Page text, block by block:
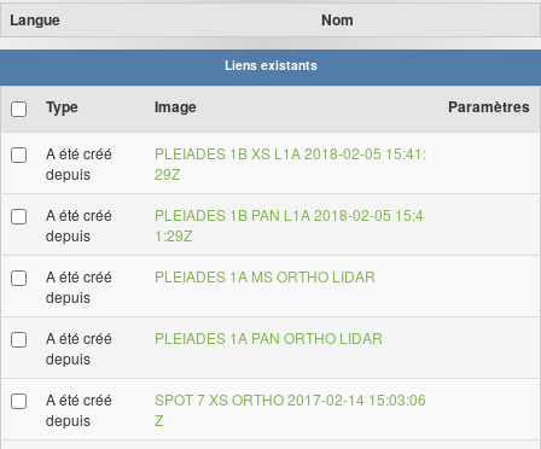
Langue Nom
Liens existants
Type Image Paramètres
A été créé
depuis
PLEIADES 1B XS L1A 2018-02-05 15:41:
29Z
A été créé
depuis
PLEIADES 1B PAN L1A 2018-02-05 15:4
1:29Z
A été créé
depuis
PLEIADES 1A MS ORTHO LIDAR
A été créé
depuis
PLEIADES 1A PAN ORTHO LIDAR
A été créé
depuis
SPOT 7 XS ORTHO 2017-02-14 15:03:06
Z